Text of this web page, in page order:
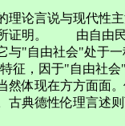
论言说与现代性主
证明。 由自由民
与"自由社会"处于
征，因于"自由社
然体现在方方面面
古典德性伦理言述